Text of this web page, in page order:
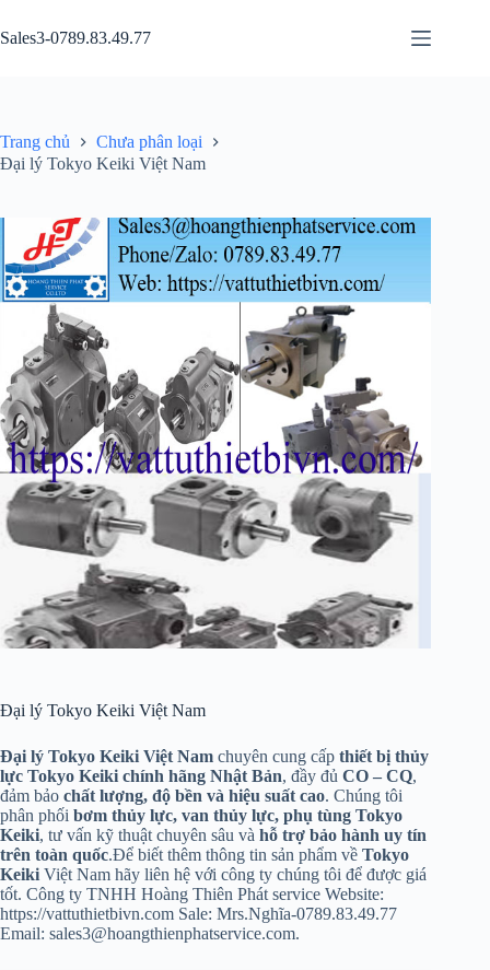
đến
phần
Sales3-0789.83.49.77
Trang chủ
Chưa phân loại
Đại lý Tokyo Keiki Việt Nam
Đại lý Tokyo Keiki Việt Nam
Đại lý Tokyo Keiki Việt Nam chuyên cung cấp thiết bị thủy
lực Tokyo Keiki chính hãng Nhật Bản, đầy đủ CO – CQ,
đảm bảo chất lượng, độ bền và hiệu suất cao. Chúng tôi
phân phối bơm thủy lực, van thủy lực, phụ tùng Tokyo
Keiki, tư vấn kỹ thuật chuyên sâu và hỗ trợ bảo hành uy tín
trên toàn quốc.Để biết thêm thông tin sản phẩm về Tokyo
Keiki Việt Nam hãy liên hệ với công ty chúng tôi để được giá
tốt. Công ty TNHH Hoàng Thiên Phát service Website:
https://vattuthietbivn.com Sale: Mrs.Nghĩa-0789.83.49.77
Email: sales3@hoangthienphatservice.com.